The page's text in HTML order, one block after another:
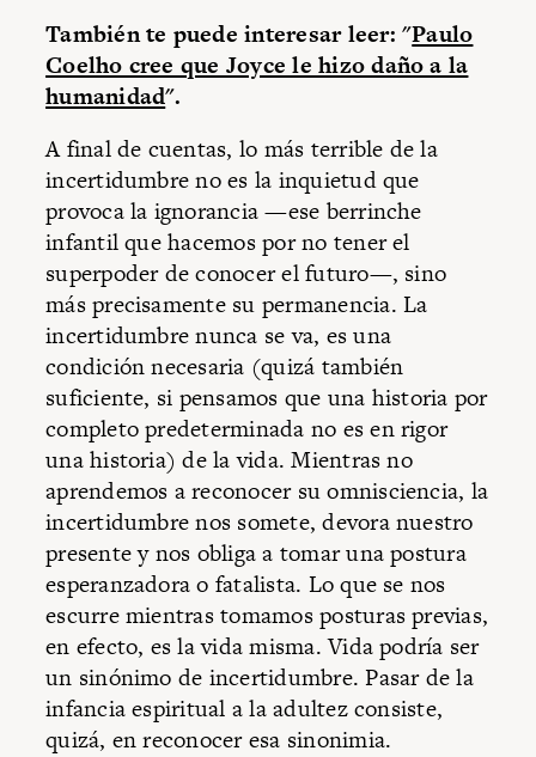
También te puede interesar leer: "Paulo
Coelho cree que Joyce le hizo daño a la
humanidad".
A final de cuentas, lo más terrible de la
incertidumbre no es la inquietud que
provoca la ignorancia —ese berrinche
infantil que hacemos por no tener el
superpoder de conocer el futuro—, sino
más precisamente su permanencia. La
incertidumbre nunca se va, es una
condición necesaria (quizá también
suficiente, si pensamos que una historia por
completo predeterminada no es en rigor
una historia) de la vida. Mientras no
aprendemos a reconocer su omnisciencia, la
incertidumbre nos somete, devora nuestro
presente y nos obliga a tomar una postura
esperanzadora o fatalista. Lo que se nos
escurre mientras tomamos posturas previas,
en efecto, es la vida misma. Vida podría ser
un sinónimo de incertidumbre. Pasar de la
infancia espiritual a la adultez consiste,
quizá, en reconocer esa sinonimia.